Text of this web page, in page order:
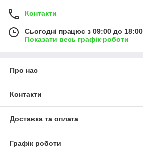
Контакти
Сьогодні працює з 09:00 до 18:00
Показати весь графік роботи
Про нас
Контакти
Доставка та оплата
Графік роботи